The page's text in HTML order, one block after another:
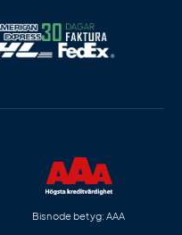
Bisnode betyg: AAA